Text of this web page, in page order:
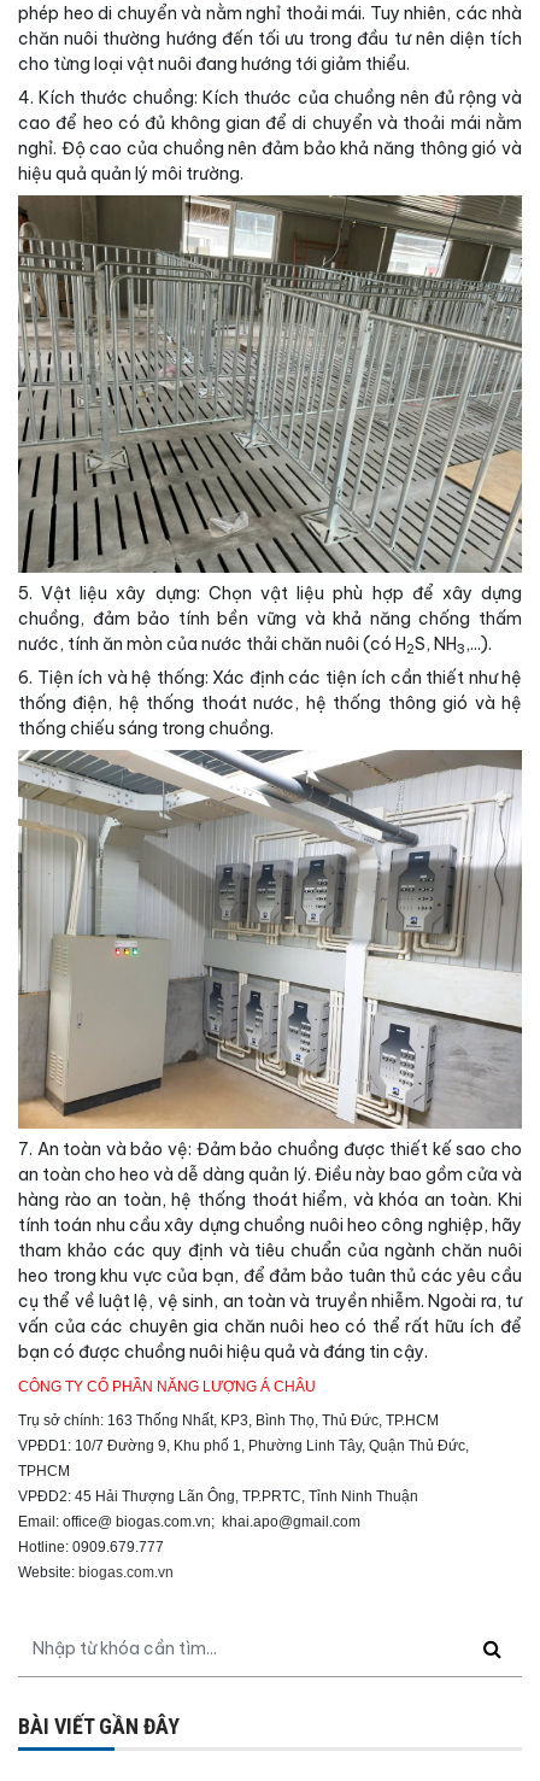
phép heo di chuyển và nằm nghỉ thoải mái. Tuy nhiên, các nhà
chăn nuôi thường hướng đến tối ưu trong đầu tư nên diện tích
cho từng loại vật nuôi đang hướng tới giảm thiểu.
4. Kích thước chuồng: Kích thước của chuồng nên đủ rộng và
cao để heo có đủ không gian để di chuyển và thoải mái nằm
nghỉ. Độ cao của chuồng nên đảm bảo khả năng thông gió và
hiệu quả quản lý môi trường.
5. Vật liệu xây dựng: Chọn vật liệu phù hợp để xây dựng
chuồng, đảm bảo tính bền vững và khả năng chống thấm
nước, tính ăn mòn của nước thải chăn nuôi (có H2S, NH3,...).
6. Tiện ích và hệ thống: Xác định các tiện ích cần thiết như hệ
thống điện, hệ thống thoát nước, hệ thống thông gió và hệ
thống chiếu sáng trong chuồng.
7. An toàn và bảo vệ: Đảm bảo chuồng được thiết kế sao cho
an toàn cho heo và dễ dàng quản lý. Điều này bao gồm cửa và
hàng rào an toàn, hệ thống thoát hiểm, và khóa an toàn. Khi
tính toán nhu cầu xây dựng chuồng nuôi heo công nghiệp, hãy
tham khảo các quy định và tiêu chuẩn của ngành chăn nuôi
heo trong khu vực của bạn, để đảm bảo tuân thủ các yêu cầu
cụ thể về luật lệ, vệ sinh, an toàn và truyền nhiễm. Ngoài ra, tư
vấn của các chuyên gia chăn nuôi heo có thể rất hữu ích để
bạn có được chuồng nuôi hiệu quả và đáng tin cậy.
CÔNG TY CỔ PHẦN NĂNG LƯỢNG Á CHÂU
Trụ sở chính: 163 Thống Nhất, KP3, Bình Thọ, Thủ Đức, TP.HCM
VPĐD1: 10/7 Đường 9, Khu phố 1, Phường Linh Tây, Quận Thủ Đức,
TPHCM
VPĐD2: 45 Hải Thượng Lãn Ông, TP.PRTC, Tỉnh Ninh Thuận
Email: office@ biogas.com.vn; khai.apo@gmail.com
Hotline: 0909.679.777
Website: biogas.com.vn
BÀI VIẾT GẦN ĐÂY